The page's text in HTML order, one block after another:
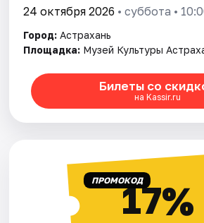
24 октября 2026 • суббота •
Город: Астрахань
Площадка: Музей Культуры
Билеты со
на Kassir.ru
ПРОМОКОД17%